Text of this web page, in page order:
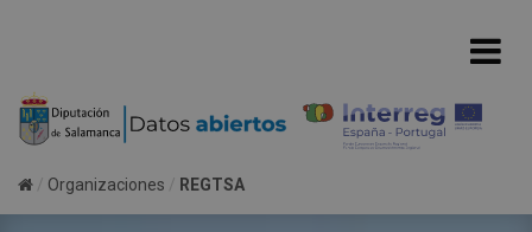
Organizaciones REGTSA